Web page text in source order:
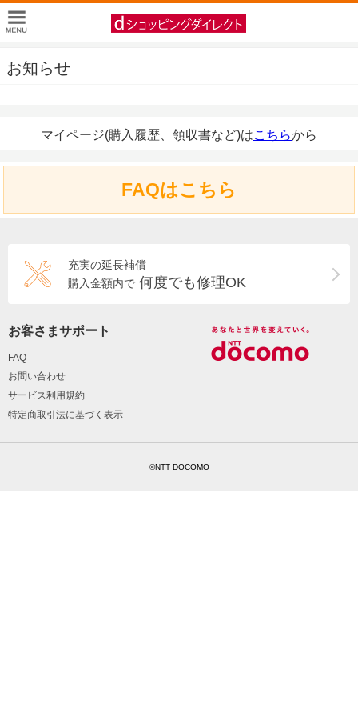
お知らせ
マイページ(購入履歴、領収書など)はこちらから
FAQはこちら
充実の延長補償
購入金額内で 何度でも修理OK
お客さまサポート
FAQ
お問い合わせ
サービス利用規約
特定商取引法に基づく表示
©NTT DOCOMO